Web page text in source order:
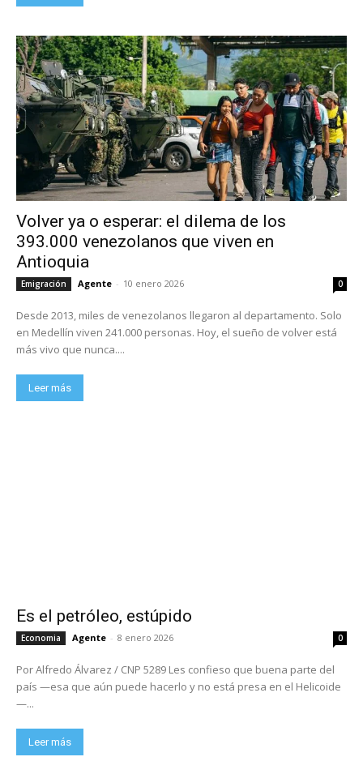
Volver ya o esperar: el dilema de los
393.000 venezolanos que viven en
Antioquia
Emigración Agente - 10 enero 2026 0
Desde 2013, miles de venezolanos llegaron al departamento. Solo
en Medellín viven 241.000 personas. Hoy, el sueño de volver está
más vivo que nunca....
Leer más
Es el petróleo, estúpido
Economia Agente - 8 enero 2026 0
Por Alfredo Álvarez / CNP 5289 Les confieso que buena parte del
país —esa que aún puede hacerlo y no está presa en el Helicoide
—...
Leer más